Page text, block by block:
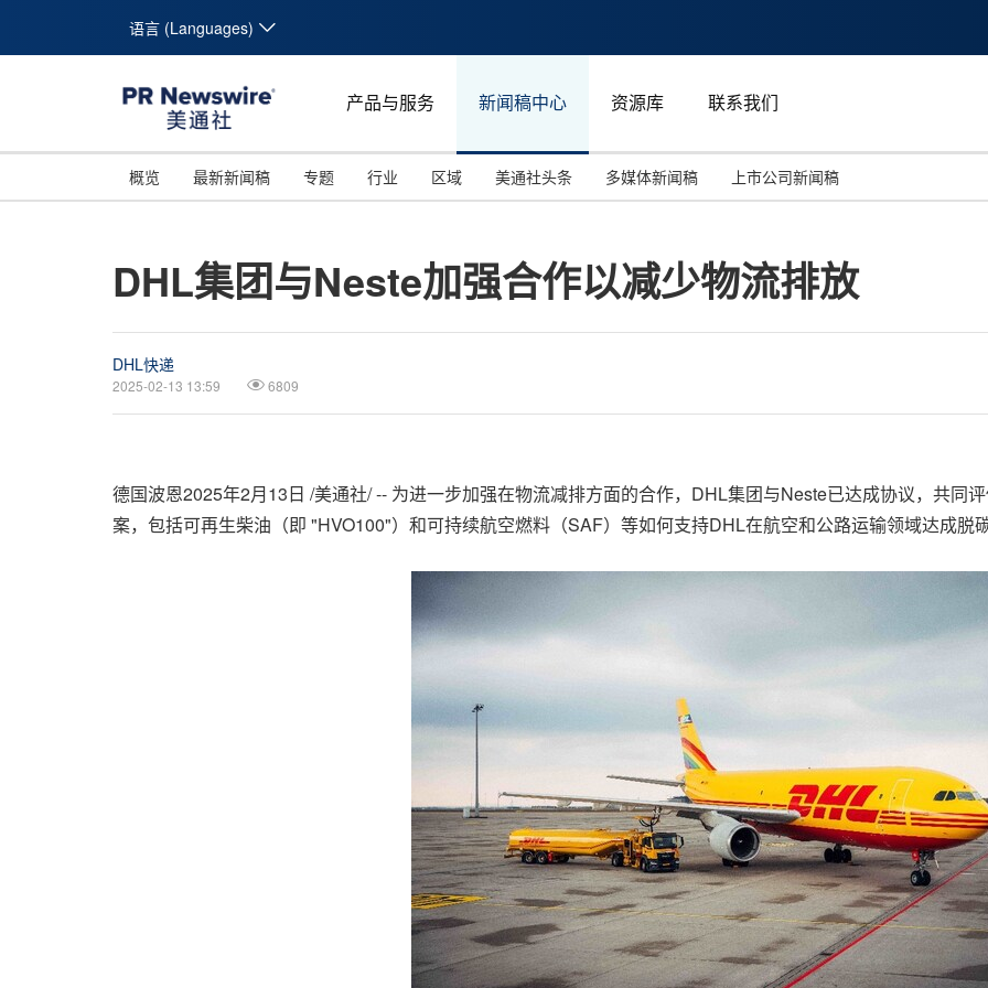
语言 (Languages)
产品与服务 新闻稿中心 资源库 联系我们
概览 最新新闻稿 专题
投资并购
行业
能源化工与环保
区域
马来西亚
美通社头条 多媒体新闻稿 上市公司新闻稿
DHL集团与Neste加强合作以减少物流排放
DHL快递
2025-02-13 13:59 6809
德国波恩2025年2月13日 /美通社/ -- 为进一步加强在物流减排方面的合作，DHL集团与Neste已达成协议，共同
案，包括可再生柴油（即 "HVO100"）和可持续航空燃料（SAF）等如何支持DHL在航空和公路运输领域达成脱